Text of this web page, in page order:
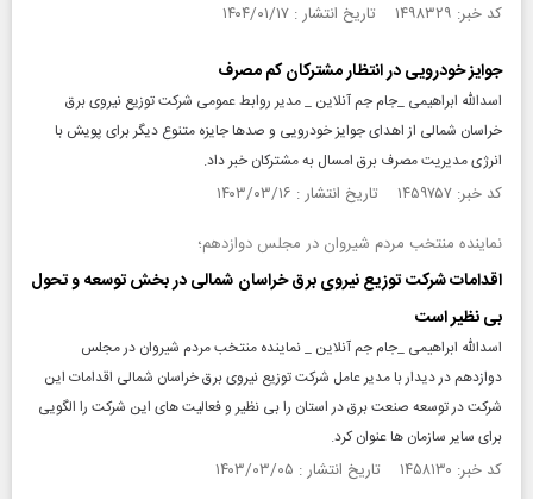
کد خبر: ۱۴۹۸۳۲۹ تاریخ انتشار : ۱۴۰۴/۰۱/۱۷
جوایز خودرویی در انتظار مشترکان کم مصرف
اسدالله ابراهیمی _جام جم آنلاین _ مدیر روابط عمومی شرکت توزیع نیروی برق
خراسان شمالی از اهدای جوایز خودرویی و صدها جایزه متنوع دیگر برای پویش با
انرژی مدیریت مصرف برق امسال به مشترکان خبر داد.
کد خبر: ۱۴۵۹۷۵۷ تاریخ انتشار : ۱۴۰۳/۰۳/۱۶
نماینده منتخب مردم شیروان در مجلس دوازدهم؛
اقدامات شرکت توزیع نیروی برق خراسان شمالی در بخش توسعه و تحول
بی نظیر است
اسدالله ابراهیمی _جام جم آنلاین _ نماینده منتخب مردم شیروان در مجلس
دوازدهم در دیدار با مدیر عامل شرکت توزیع نیروی برق خراسان شمالی اقدامات این
شرکت در توسعه صنعت برق در استان را بی نظیر و فعالیت های این شرکت را الگویی
برای سایر سازمان ها عنوان کرد.
کد خبر: ۱۴۵۸۱۳۰ تاریخ انتشار : ۱۴۰۳/۰۳/۰۵